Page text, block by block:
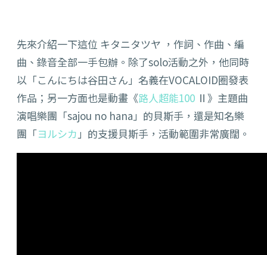
先來介紹一下這位 キタニタツヤ ，作詞、作曲、編
曲、錄音全部一手包辦。除了solo活動之外，他同時
以「こんにちは谷田さん」名義在VOCALOID圈發表
作品；另一方面也是動畫《路人超能100 Ⅱ》主題曲
演唱樂團「sajou no hana」的貝斯手，還是知名樂
團「ヨルシカ」的支援貝斯手，活動範圍非常廣闊。